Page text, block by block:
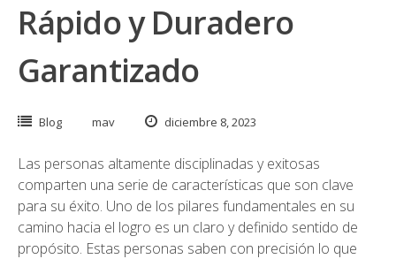
Rápido y Duradero
Garantizado
Blog mav diciembre 8, 2023
Las personas altamente disciplinadas y exitosas
comparten una serie de características que son clave
para su éxito. Uno de los pilares fundamentales en su
camino hacia el logro es un claro y definido sentido de
propósito. Estas personas saben con precisión lo que